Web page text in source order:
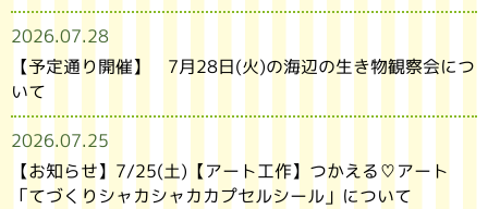
2026.07.28
【予定通り開催】 7月28日(火)の海辺の生き物観察会につ
いて
2026.07.25
【お知らせ】7/25(土)【アート工作】つかえる♡アート
「てづくりシャカシャカカプセルシール」について